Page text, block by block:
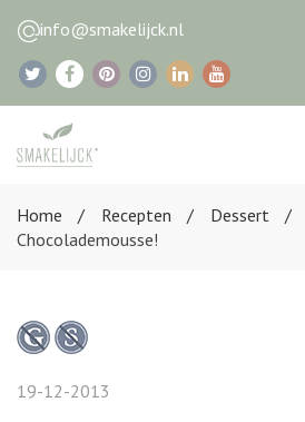
info@smakelijck.nl
Home
Recepten
Dessert
Chocolademousse!
19-12-2013